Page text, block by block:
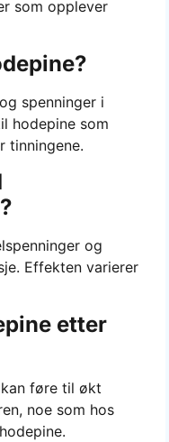
som opplever
spenninger i
hodepine som
tinningene.
og
Effekten varierer
etter
føre til økt
noe som hos